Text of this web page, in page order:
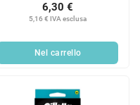
5,16 € IVA esclusa
6,30 €
Nel carrello